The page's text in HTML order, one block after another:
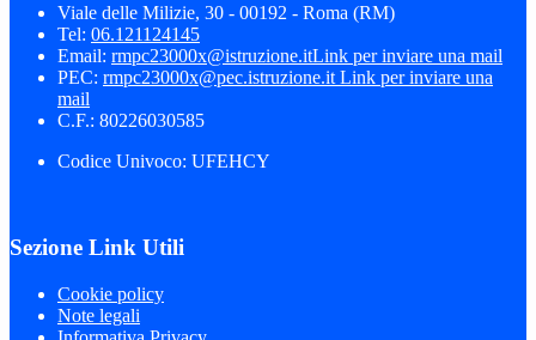
Viale delle Milizie, 30 - 00192 - Roma (RM)
Tel: 06.121124145
Email: rmpc23000x@istruzione.itLink per inviare una mail
PEC: rmpc23000x@pec.istruzione.it Link per inviare una
mail
C.F.: 80226030585
Codice Univoco: UFEHCY
Sezione Link Utili
Cookie policy
Note legali